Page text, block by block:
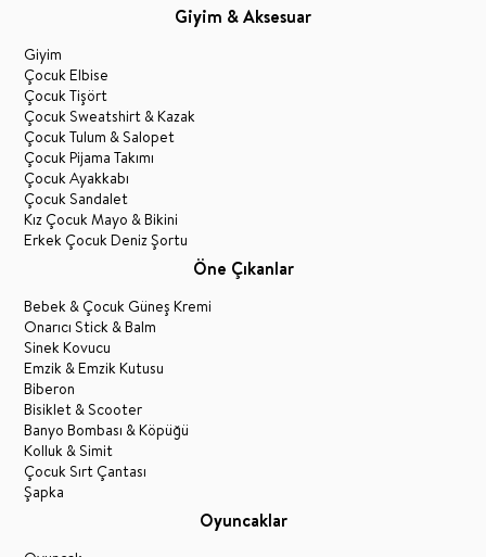
Giyim & Aksesuar
Giyim
Çocuk Elbise
Çocuk Tişört
Çocuk Sweatshirt & Kazak
Çocuk Tulum & Salopet
Çocuk Pijama Takımı
Çocuk Ayakkabı
Çocuk Sandalet
Kız Çocuk Mayo & Bikini
Erkek Çocuk Deniz Şortu
Öne Çıkanlar
Bebek & Çocuk Güneş Kremi
Onarıcı Stick & Balm
Sinek Kovucu
Emzik & Emzik Kutusu
Biberon
Bisiklet & Scooter
Banyo Bombası & Köpüğü
Kolluk & Simit
Çocuk Sırt Çantası
Şapka
Oyuncaklar